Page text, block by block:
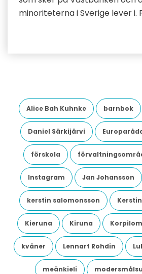
minoriteterna i Sverige lever i.
Alice Bah Kuhnke barnbok
Daniel Särkijärvi
förskola
Instagram Jan Johansson
kerstin salomonsson
Kieruna Kiruna
kväner Lennart Rohdin
meänkieli